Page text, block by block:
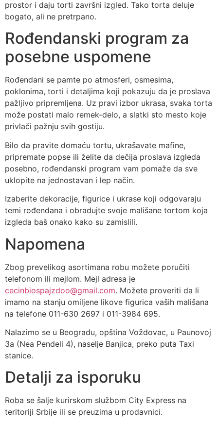
prostor i daju torti završni izgled. Tako torta deluje
bogato, ali ne pretrpano.
Rođendanski program za
posebne uspomene
Rođendani se pamte po atmosferi, osmesima,
poklonima, torti i detaljima koji pokazuju da je proslava
pažljivo pripremljena. Uz pravi izbor ukrasa, svaka torta
može postati malo remek-delo, a slatki sto mesto koje
privlači pažnju svih gostiju.
Bilo da pravite domaću tortu, ukrašavate mafine,
pripremate popse ili želite da dečija proslava izgleda
posebno, rođendanski program vam pomaže da sve
uklopite na jednostavan i lep način.
Izaberite dekoracije, figurice i ukrase koji odgovaraju
temi rođendana i obradujte svoje mališane tortom koja
izgleda baš onako kako su zamislili.
Napomena
Zbog prevelikog asortimana robu možete poručiti
telefonom ili mejlom. Mejl adresa je
cecinbiospajzdoo@gmail.com. Možete proveriti da li
imamo na stanju omiljene likove figurica vaših mališana
na telefone 011-630 2697 i 011-3984 695.
Nalazimo se u Beogradu, opština Voždovac, u Paunovoj
3a (Nea Pendeli 4), naselje Banjica, preko puta Taxi
stanice.
Detalji za isporuku
Roba se šalje kurirskom službom City Express na
teritoriji Srbije ili se preuzima u prodavnici.